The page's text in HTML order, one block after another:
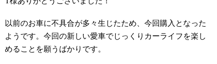
以前のお車に不具合が多々生じたため、今回購入となった
ようです。今回の新しい愛車でじっくりカーライフを楽し
めることを願うばかりです。